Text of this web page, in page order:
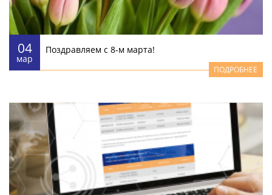
04
мар
Поздравляем с 8-м марта!
ПОДРОБНЕЕ